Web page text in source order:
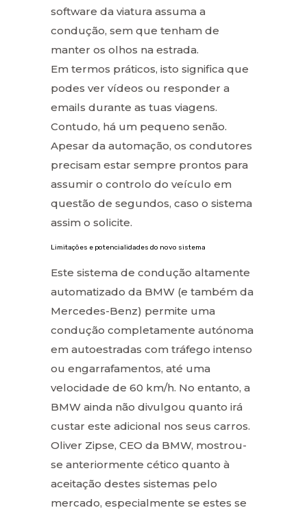
software da viatura assuma a
condução, sem que tenham de
manter os olhos na estrada.
Em termos práticos, isto significa que
podes ver vídeos ou responder a
emails durante as tuas viagens.
Contudo, há um pequeno senão.
Apesar da automação, os condutores
precisam estar sempre prontos para
assumir o controlo do veículo em
questão de segundos, caso o sistema
assim o solicite.
Limitações e potencialidades do novo sistema
Este sistema de condução altamente
automatizado da BMW (e também da
Mercedes-Benz) permite uma
condução completamente autónoma
em autoestradas com tráfego intenso
ou engarrafamentos, até uma
velocidade de 60 km/h. No entanto, a
BMW ainda não divulgou quanto irá
custar este adicional nos seus carros.
Oliver Zipse, CEO da BMW, mostrou-
se anteriormente cético quanto à
aceitação destes sistemas pelo
mercado, especialmente se estes se